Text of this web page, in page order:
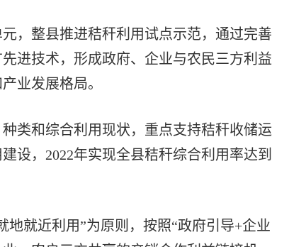
整县推进秸秆利用试点示范，通过完善
进技术，形成政府、企业与农民三方利益
业发展格局。
和综合利用现状，重点支持秸秆收储运
设，2022年实现全县秸秆综合利用率达到
就近利用”为原则，按照“政府引导+企业